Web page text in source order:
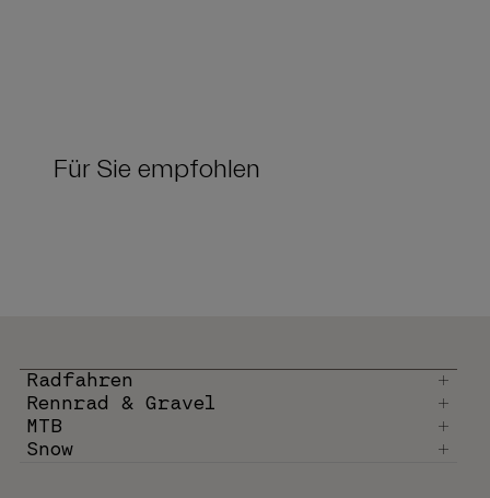
Für Sie empfohlen
Radfahren
Rennrad & Gravel
MTB
Snow